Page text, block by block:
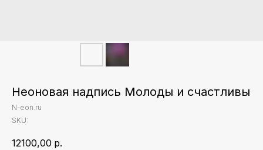
Неоновая надпись Молоды и счастливы
N-eon.ru
SKU:
12100,00 р.